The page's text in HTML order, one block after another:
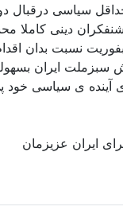
سیاسی درقبال
دینی
نسبت بدان
سبزملت ایران
آینده ی سیاسی خود
ایران عزیزمان